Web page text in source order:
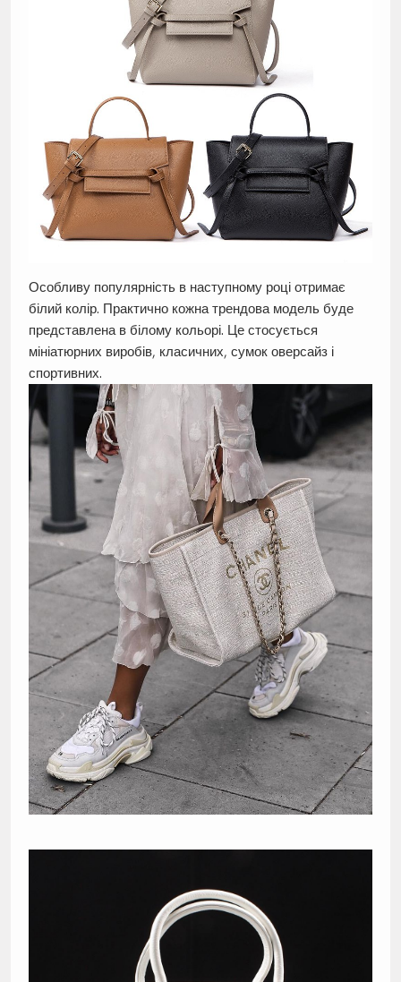
Особливу популярність в наступному році отримає
білий колір. Практично кожна трендова модель буде
представлена в білому кольорі. Це стосується
мініатюрних виробів, класичних, сумок оверсайз і
спортивних.